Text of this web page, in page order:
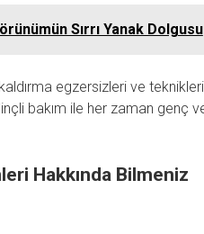
Sırrı Yanak Dolgusu
egzersizleri ve
bakım ile her zaman genç
Hakkında Bilmeniz